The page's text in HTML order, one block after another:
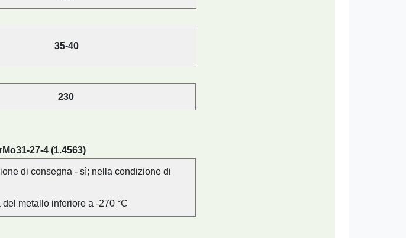
35-40
230
27-4 (1.4563)
di consegna - sì; nella condizione di
metallo inferiore a -270 °C